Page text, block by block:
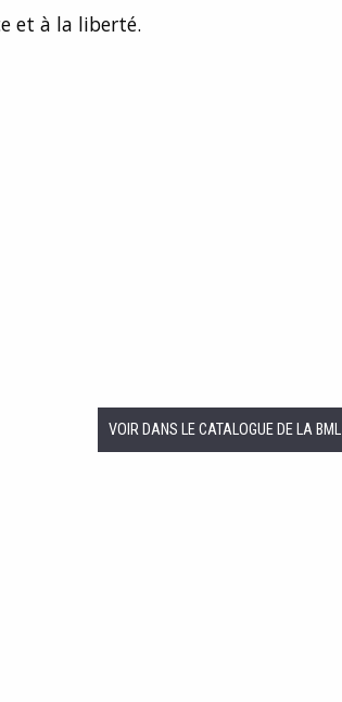
et à la liberté.
VOIR DANS LE CATALOGUE DE LA BML